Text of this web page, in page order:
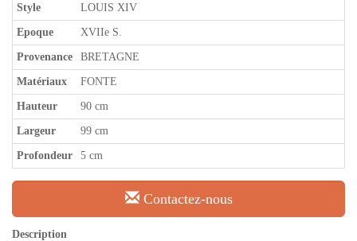
Style LOUIS XIV
Epoque XVIIe S.
Provenance BRETAGNE
Matériaux FONTE
Hauteur 90 cm
Largeur 99 cm
Profondeur 5 cm
Contactez-nous
Description